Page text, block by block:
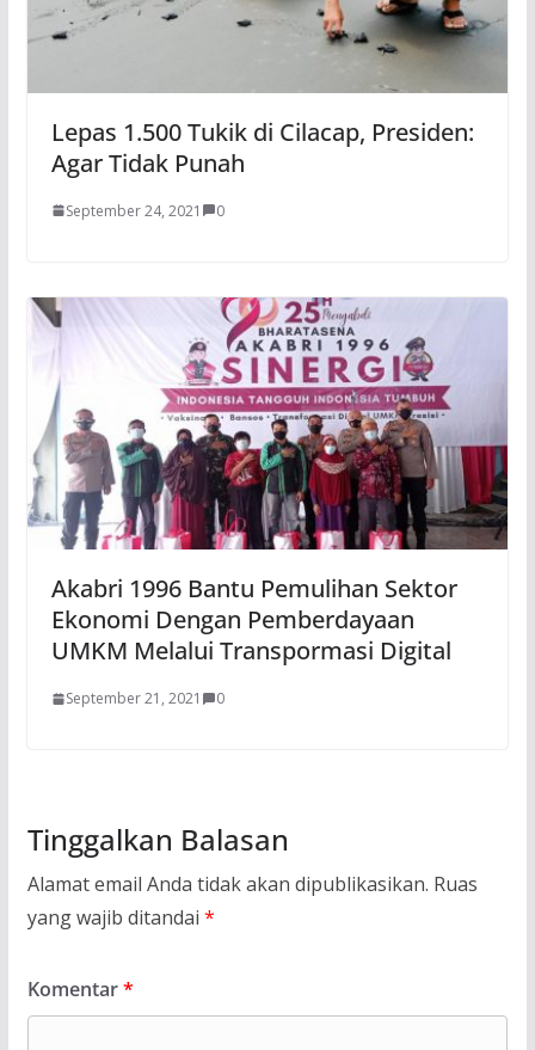
Lepas 1.500 Tukik di Cilacap, Presiden:
Agar Tidak Punah
September 24, 2021 0
Akabri 1996 Bantu Pemulihan Sektor
Ekonomi Dengan Pemberdayaan
UMKM Melalui Transpormasi Digital
September 21, 2021 0
Tinggalkan Balasan
Alamat email Anda tidak akan dipublikasikan. Ruas
yang wajib ditandai *
Komentar*